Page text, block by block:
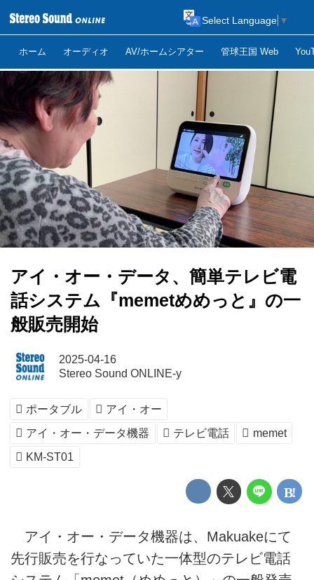
ホーム オーディオ AV/ホームシアター 管球王国 Web
Select Language ▼
アイ・オー・データ、簡単テレビ電
話システム『memetめめっと』の一
般販売開始
2025-04-16
Stereo Sound ONLINE-y
ポータブル
アイ・オー
アイ・オー・データ機器
テレビ電話
memet
KM-ST01
アイ・オー・データ機器は、Makuakeにて
先行販売を行なっていた一体型のテレビ電話